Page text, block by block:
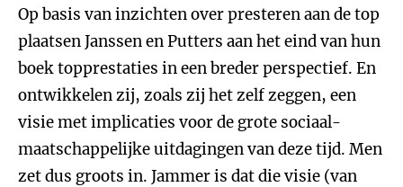
Op basis van inzichten over presteren aan de top
plaatsen Janssen en Putters aan het eind van hun
boek topprestaties in een breder perspectief. En
ontwikkelen zij, zoals zij het zelf zeggen, een
visie met implicaties voor de grote sociaal-
maatschappelijke uitdagingen van deze tijd. Men
zet dus groots in. Jammer is dat die visie (van